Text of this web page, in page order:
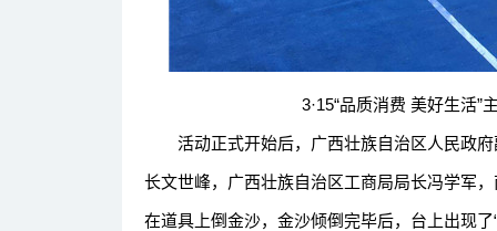
3·15“品质消费 美好生活”主
活动正式开始后，广西壮族自治区人民政府
长文世峰，广西壮族自治区工商局局长冯学军
在道具上倒金沙，金沙倾倒完毕后，台上出现